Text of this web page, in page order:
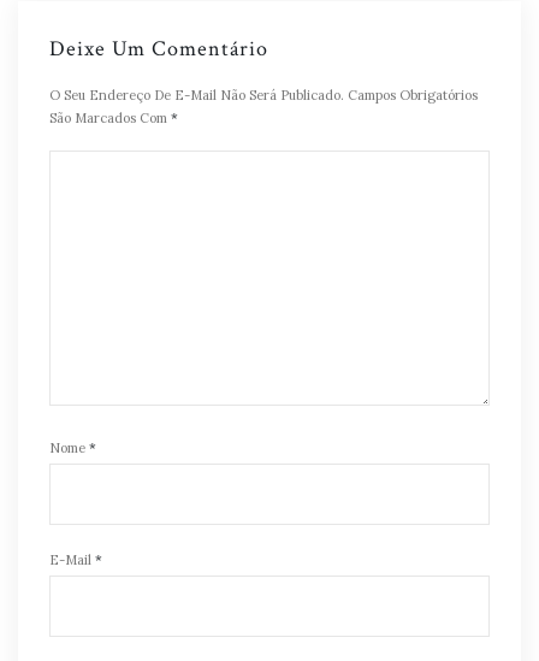
Deixe Um Comentário
O Seu Endereço De E-Mail Não Será Publicado. Campos Obrigatórios
São Marcados Com *
Nome *
E-Mail *